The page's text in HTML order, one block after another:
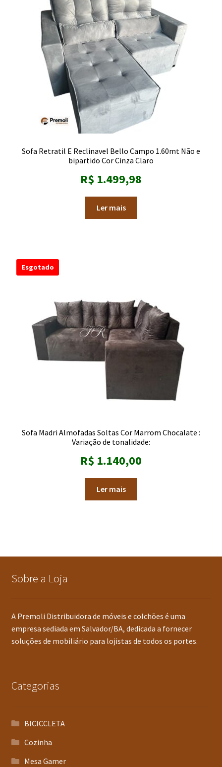
Sofa Retratil E Reclinavel Bello Campo 1.60mt Não e
bipartido Cor Cinza Claro
R$ 1.499,98
Ler mais
Esgotado
Sofa Madri Almofadas Soltas Cor Marrom Chocalate :
Variação de tonalidade:
R$ 1.140,00
Ler mais
Sobre a Loja
A Premoli Distribuidora de móveis e colchões é uma
empresa sediada em Salvador/BA, dedicada a fornecer
soluções de mobiliário para lojistas de todos os portes.
Categorias
BICICCLETA
Cozinha
Mesa Gamer